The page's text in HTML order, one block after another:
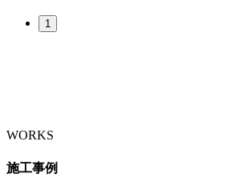
1
WORKS
施工事例